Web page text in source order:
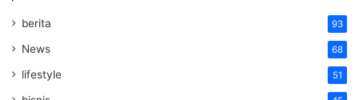
berita 93
News 68
lifestyle 51